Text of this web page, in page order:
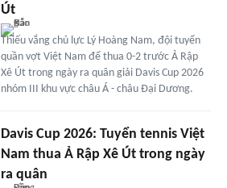
Út
Thiếu vắng chủ lực Lý Hoàng Nam, đội tuyển
quần vợt Việt Nam để thua 0-2 trước Ả Rập
Xê Út trong ngày ra quân giải Davis Cup 2026
nhóm III khu vực châu Á - châu Đại Dương.
Davis Cup 2026: Tuyển tennis Việt
Nam thua Ả Rập Xê Út trong ngày
ra quân